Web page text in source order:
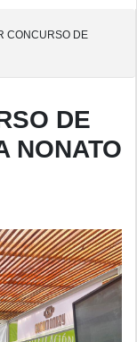
CONCURSO DE
DE
NONATO